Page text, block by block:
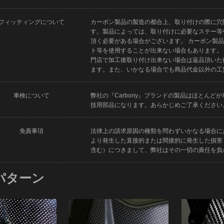
ィッティングについて
カーボン製品の製造の都合上、取り付けの際に
す。製品によっては、取り付けに必要なステー
頂く必要がある場合がございます。 カーボン製
ト等を使用することが出来ない場合もあります
門店で加工後取り付け出来ない場合は返品頂い
ます。また、いかなる場合でも商品代金以外の
車検について
弊社の『Carbony』ブランドの製品はほとんど
技用部品になります。あらかじめご了承ください
免責事項
法律上の請求原因の種類を問わずいかなる場合
より発生した直接的または間接的に発生した損
含む）につきまして、弊社はその一切の責任を
ターン